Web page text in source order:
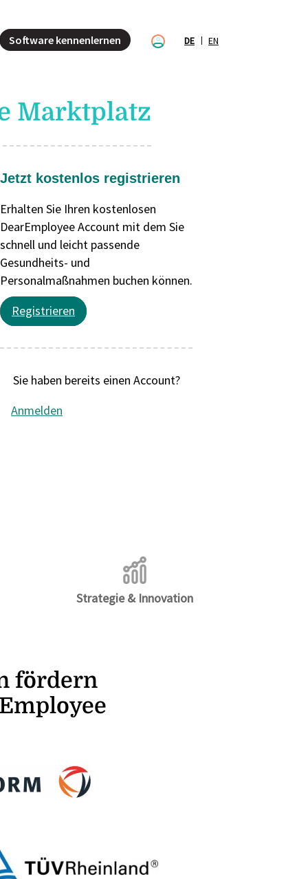
Software kennenlernen DE EN
Marktplatz
Jetzt kostenlos registrieren
Erhalten Sie Ihren kostenlosen
DearEmployee Account mit dem Sie
schnell und leicht passende
Gesundheits- und
Personalmaßnahmen buchen können.
Registrieren
Sie haben bereits einen Account?
Anmelden
Strategie & Innovation
fördern